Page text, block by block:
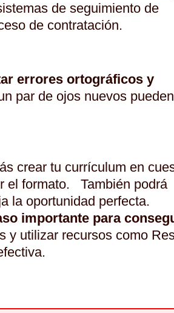
de seguimiento de
de contratación.
errores ortográficos y
par de ojos nuevos pueden
crear tu currículum en
el formato. También podrá
la oportunidad perfecta.
importante para
y utilizar recursos como